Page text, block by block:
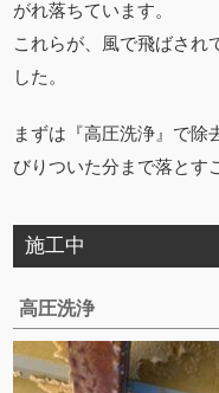
がれ落ちています。
これらが、風で飛ばされ
した。
まずは『高圧洗浄』で除
びりついた分まで落とす
施工中
高圧洗浄